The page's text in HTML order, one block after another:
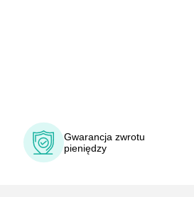
Gwarancja zwrotu
pieniędzy